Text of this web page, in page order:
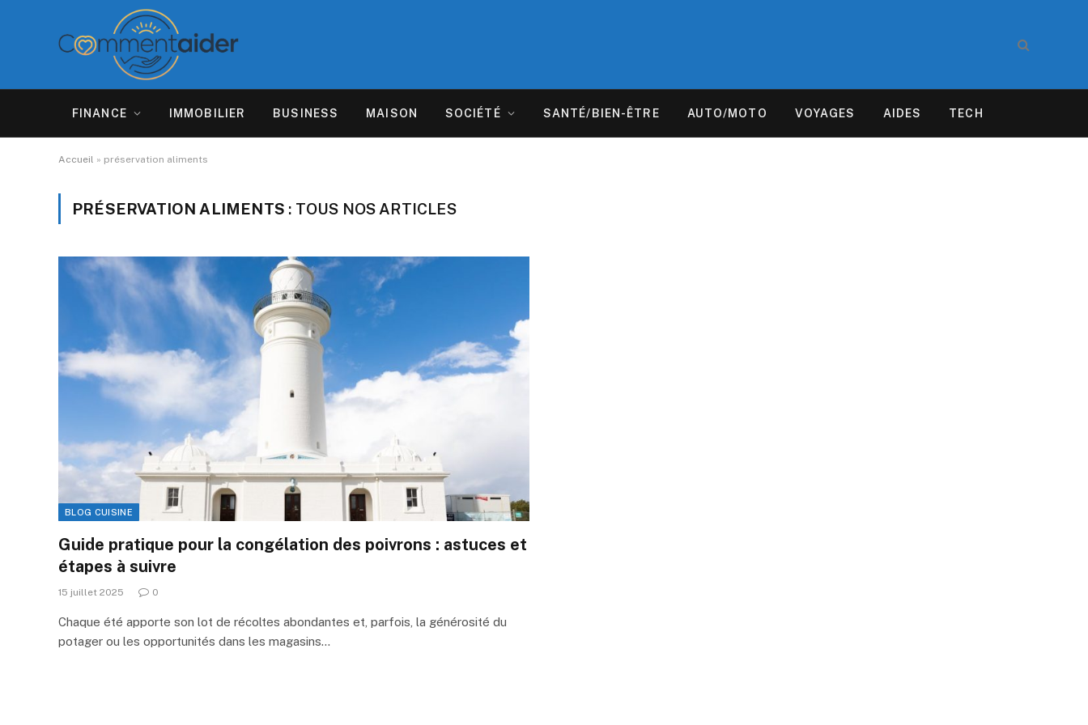
FINANCE IMMOBILIER BUSINESS MAISON SOCIÉTÉ SANTÉ/BIEN-ÊTRE AUTO/MOTO VOYAGES AIDES TECH
Accueil » préservation aliments
PRÉSERVATION ALIMENTS : TOUS NOS ARTICLES
BLOG CUISINE
Guide pratique pour la congélation des poivrons : astuces et
étapes à suivre
15 juillet 2025 0
Chaque été apporte son lot de récoltes abondantes et, parfois, la générosité du
potager ou les opportunités dans les magasins…